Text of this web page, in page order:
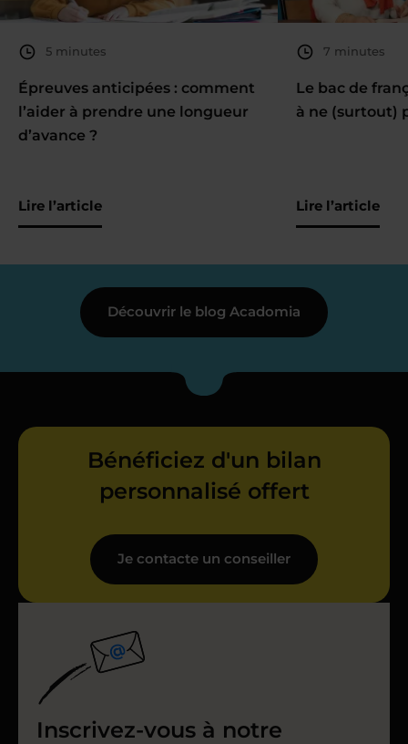
5 minutes
Épreuves anticipées : comment
l’aider à prendre une longueur
d’avance ?
Lire l’article
7 minutes
Le bac de
à ne (surtout)
Lire l’article
Découvrir le blog Acadomia
Bénéficiez d'un bilan
personnalisé offert
Je contacte un conseiller
Inscrivez-vous à notre